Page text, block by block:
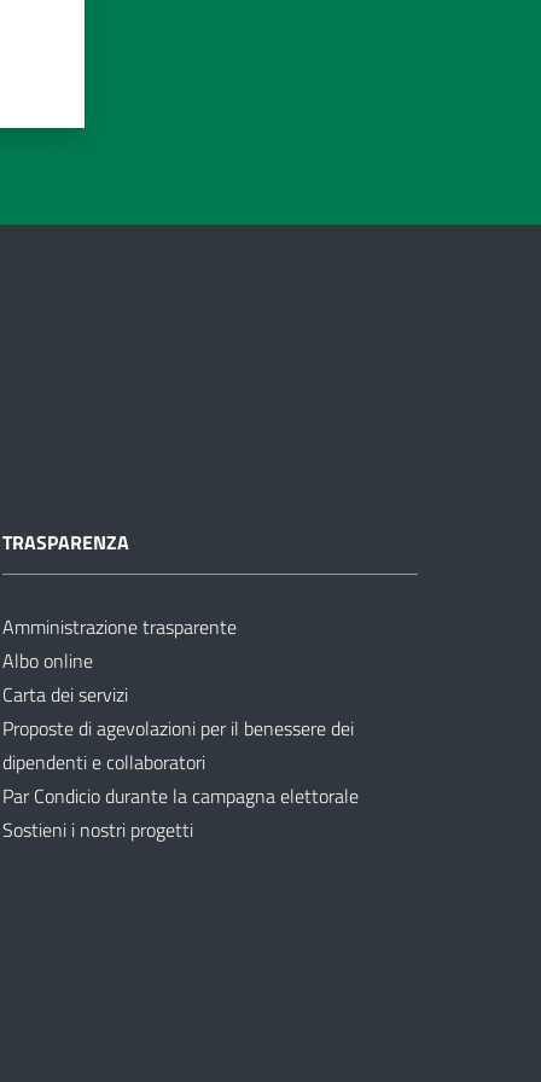
TRASPARENZA
Amministrazione trasparente
Albo online
Carta dei servizi
Proposte di agevolazioni per il benessere dei
dipendenti e collaboratori
Par Condicio durante la campagna elettorale
Sostieni i nostri progetti